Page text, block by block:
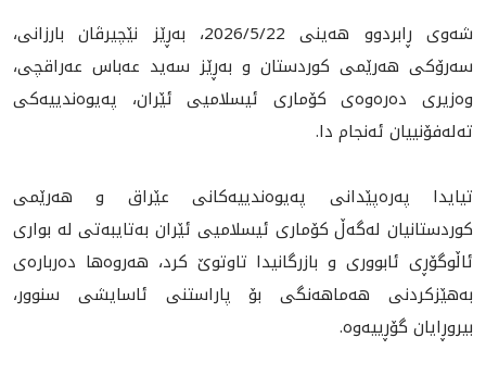
شه‌وى ڕابردوو هه‌ينى‌ 2026/5/22، بەڕێز نێچیرڤان بارزانی،
سەرۆکی هەرێمی کوردستان و بەڕێز سەید عەباس عه‌راقچی،
وەزیری دەرەوەی کۆماری ئیسلامیی ئێران، په‌يوه‌ندييه‌كى
ته‌له‌فۆنييان ئه‌نجام دا.
تيايدا پەرەپێدانی په‌يوه‌ندييه‌كانى عێراق و هه‌رێمى
كوردستانيان له‌گه‌ڵ كۆمارى ئيسلاميى ئێران بەتایبەتى لە بواری
ئاڵوگۆڕی ئابووری و بازرگانیدا تاوتوێ كرد، هه‌روه‌ها ده‌رباره‌ى
بەهێزکردنی هەماهەنگی بۆ پاراستنی ئاسایشی سنوور،
بيروڕايان گۆڕييه‌وه‌.